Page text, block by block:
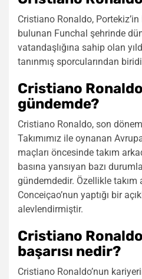
Cristiano Ronaldo,
bulunan Funchal şehrinde
vatandaşlığına sahip olan
tanınmış sporcularından
Cristiano
gündemde?
Cristiano Ronaldo, son
Takımımız ile oynanan
maçları öncesinde takım
basına yansıyan bazı
gündemdedir. Özellikle takım
Conceiçao’nun yaptığı bir
alevlendirmiştir.
Cristiano
başarısı nedir?
Cristiano Ronaldo’nun